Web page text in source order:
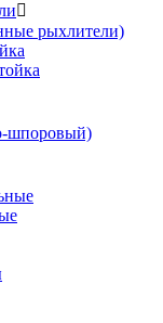

рыхлители)
шпоровый)